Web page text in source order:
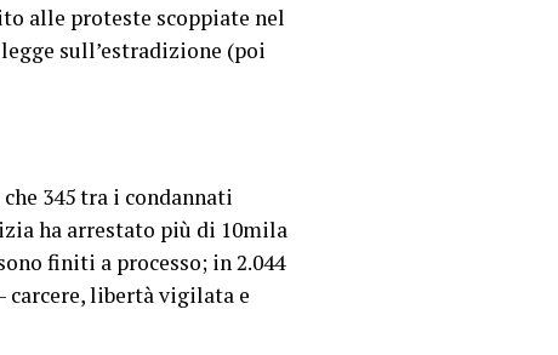
alle proteste scoppiate nel
sull’estradizione (poi
345 tra i condannati
ha arrestato più di 10mila
finiti a processo; in 2.044
carcere, libertà vigilata e